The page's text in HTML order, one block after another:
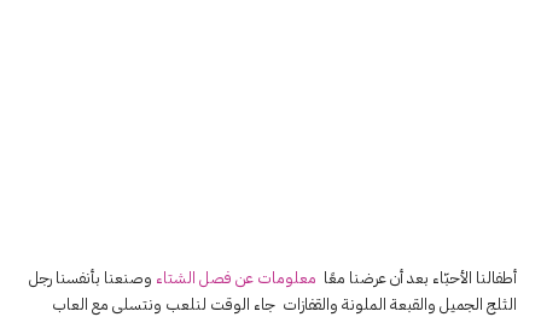
أطفالنا الأحبّاء بعد أن عرضنا معًا معلومات عن فصل الشتاء وصنعنا بأنفسنا رجل
الثلج الجميل والقبعة الملونة والقفازات جاء الوقت لنلعب ونتسلى مع العاب